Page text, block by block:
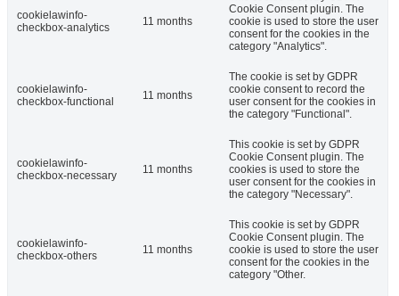
cookielawinfo-
checkbox-analytics
11 months
Cookie Consent plugin. The
cookie is used to store the user
consent for the cookies in the
category "Analytics".
cookielawinfo-
checkbox-functional
11 months
The cookie is set by GDPR
cookie consent to record the
user consent for the cookies in
the category "Functional".
cookielawinfo-
checkbox-necessary
11 months
This cookie is set by GDPR
Cookie Consent plugin. The
cookies is used to store the
user consent for the cookies in
the category "Necessary".
cookielawinfo-
checkbox-others
11 months
This cookie is set by GDPR
Cookie Consent plugin. The
cookie is used to store the user
consent for the cookies in the
category "Other.